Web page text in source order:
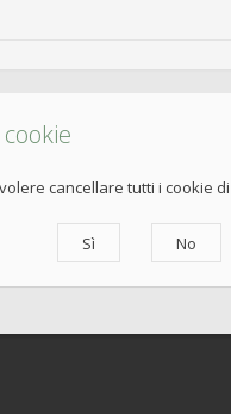
cancellare tutti i cookie